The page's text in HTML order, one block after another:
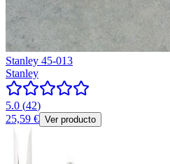
Stanley 45-013
Stanley
5.0 (42)
25,59 € Ver producto